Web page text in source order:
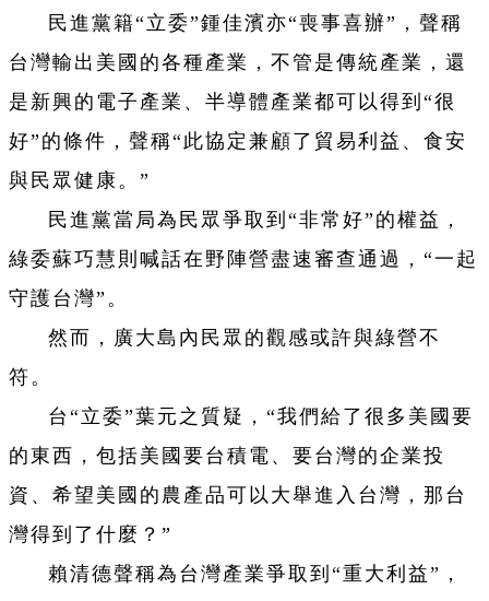
民進黨籍“立委”鍾佳濱亦“喪事喜辦”，聲稱
台灣輸出美國的各種產業，不管是傳統產業，還
是新興的電子產業、半導體產業都可以得到“很
好”的條件，聲稱“此協定兼顧了貿易利益、食安
與民眾健康。”
民進黨當局為民眾爭取到“非常好”的權益，
綠委蘇巧慧則喊話在野陣營盡速審查通過，“一起
守護台灣”。
然而，廣大島內民眾的觀感或許與綠營不
符。
台“立委”葉元之質疑，“我們給了很多美國要
的東西，包括美國要台積電、要台灣的企業投
資、希望美國的農產品可以大舉進入台灣，那台
灣得到了什麼？”
賴清德聲稱為台灣產業爭取到“重大利益”，